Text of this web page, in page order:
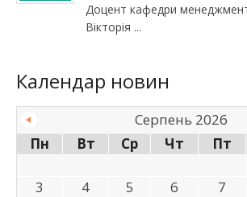
Доцент кафедри
Вікторія
Календар новин
Серпень 2026
Пн
Вт Ср Чт Пт
3
4 5 6 7